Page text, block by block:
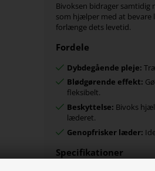
Bivoksen bidrager samtidig
som hjælper med at
forlænge dets levetid.
Fordele
Dybdegående pleje:
Blødgørende effekt:
fleksibelt.
Beskyttelse: Bivoks
læderet.
Genopfrisker læder:
Specifikationer